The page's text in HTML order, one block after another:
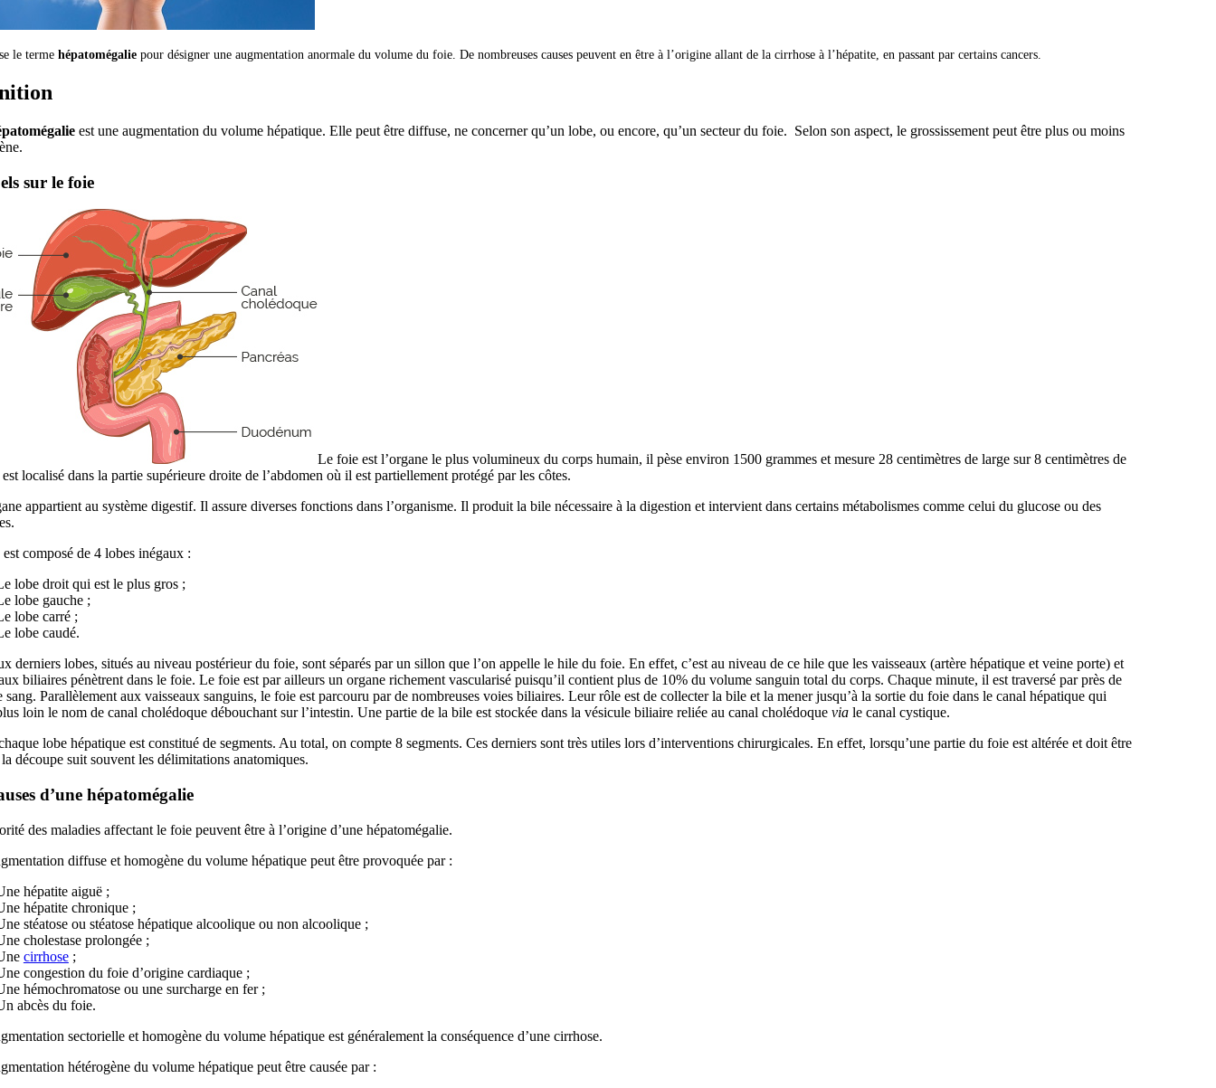
le terme hépatomégaliepour désigner une augmentation anormale du volume du foie. De nombreuses causes peuvent en être à l’origine allant de la cirrhose à l’hépatite, en passant par certains cancers.
est une augmentation du volume hépatique. Elle peut être diffuse, ne concerner qu’un lobe, ou encore, qu’un secteur du foie. Selon son aspect, le grossissement peut être plus ou moins
sur le foie
Le foie est l’organe le plus volumineux du corps humain, il pèse environ 1500 grammes et mesure 28 centimètres de large sur 8 centimètres de
localisé dans la partie supérieure droite de l’abdomen où il est partiellement protégé par les côtes.
appartient au système digestif. Il assure diverses fonctions dans l’organisme. Il produit la bile nécessaire à la digestion et intervient dans certains métabolismes comme celui du glucose ou des
composé de 4 lobes inégaux :
lobe droit qui est le plus gros ;
lobe gauche ;
lobe carré ;
lobe caudé.
derniers lobes, situés au niveau postérieur du foie, sont séparés par un sillon que l’on appelle le hile du foie. En effet, c’est au niveau de ce hile que les vaisseaux (artère hépatique et veine porte) et
biliaires pénètrent dans le foie. Le foie est par ailleurs un organe richement vascularisé puisqu’il contient plus de 10% du volume sanguin total du corps. Chaque minute, il est traversé par près de
sang. Parallèlement aux vaisseaux sanguins, le foie est parcouru par de nombreuses voies biliaires. Leur rôle est de collecter la bile et la mener jusqu’à la sortie du foie dans le canal hépatique qui
loin le nom de canal cholédoque débouchant sur l’intestin. Une partie de la bile est stockée dans la vésicule biliaire reliée au canal cholédoque viale canal cystique.
lobe hépatique est constitué de segments. Au total, on compte 8 segments. Ces derniers sont très utiles lors d’interventions chirurgicales. En effet, lorsqu’une partie du foie est altérée et doit être
découpe suit souvent les délimitations anatomiques.
d’une hépatomégalie
des maladies affectant le foie peuvent être à l’origine d’une hépatomégalie.
diffuse et homogène du volume hépatique peut être provoquée par :
hépatite aiguë ;
hépatite chronique ;
stéatose ou stéatose hépatique alcoolique ou non alcoolique ;
cholestase prolongée ;
cirrhose;
congestion du foie d’origine cardiaque ;
hémochromatose ou une surcharge en fer ;
abcès du foie.
sectorielle et homogène du volume hépatique est généralement la conséquence d’une cirrhose.
hétérogène du volume hépatique peut être causée par :